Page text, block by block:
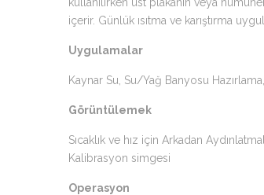
içerir. Günlük ısıtma ve karıştırma
Uygulamalar
Kaynar Su, Su/Yağ Banyosu
Görüntülemek
Sıcaklık ve hız için Arkadan
Kalibrasyon simgesi
Operasyon